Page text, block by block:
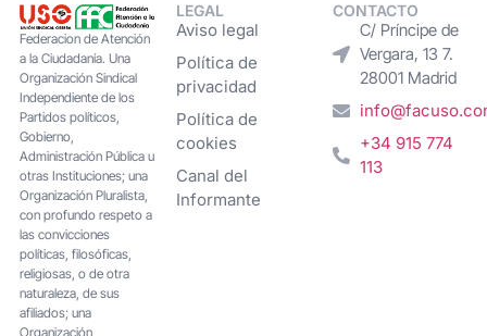
Federacion de Atención
a la Ciudadanía. Una
Organización Sindical
Independiente de los
Partidos políticos,
Gobierno,
Administración Pública u
otras Instituciones; una
Organización Pluralista,
con profundo respeto a
las convicciones
políticas, filosóficas,
religiosas, o de otra
naturaleza, de sus
afiliados; una
Organización
LEGAL
Aviso legal
Política de
privacidad
Política de
cookies
Canal del
Informante
CONTACTO
C/ Príncipe de
Vergara, 13 7.
28001 Madrid
+34 915 774
113